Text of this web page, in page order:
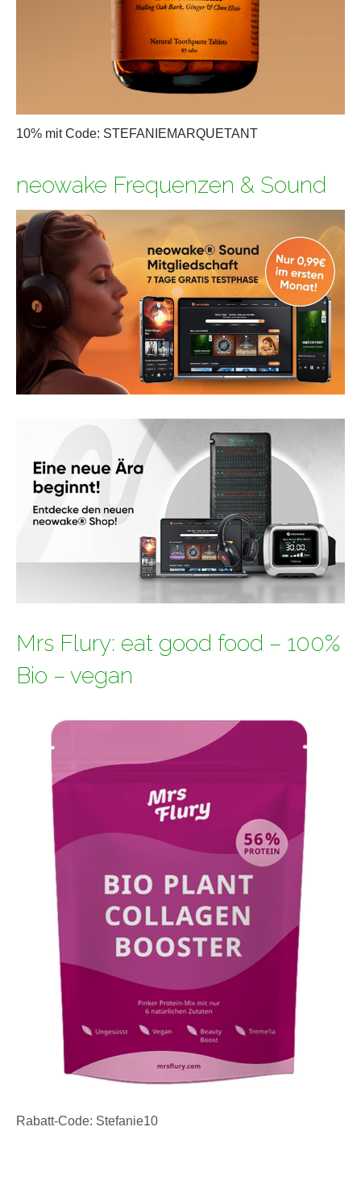
10% mit Code: STEFANIEMARQUETANT
neowake Frequenzen & Sound
Mrs Flury: eat good food – 100%
Bio – vegan
Rabatt-Code: Stefanie10